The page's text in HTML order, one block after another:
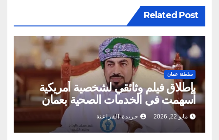
Related Post
سلطنة عمان
بإطلاق فيلم وثائقي لشخصية أمريكية
أسهمت في الخدمات الصحية بعمان
مايو 22, 2026 جريدة الفراعنة